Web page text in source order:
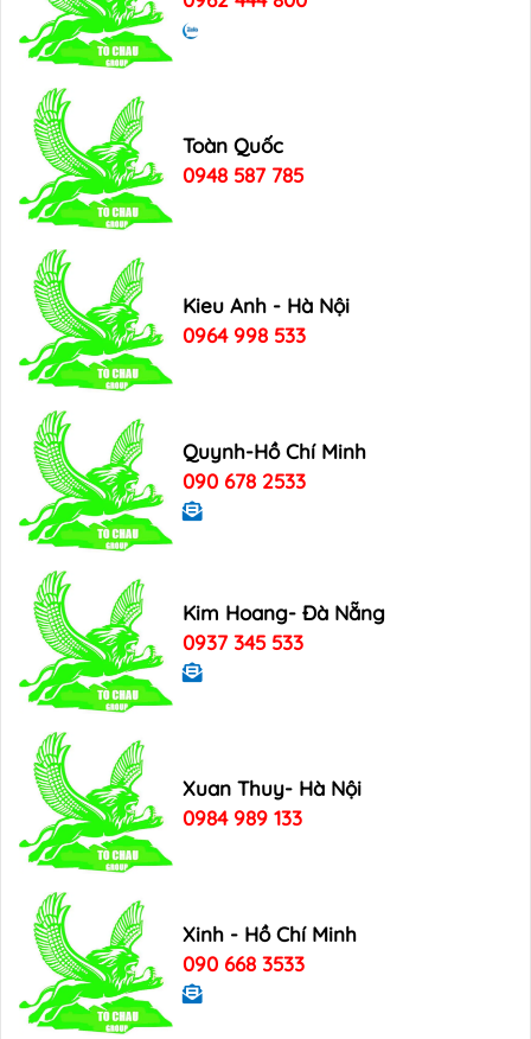
Toàn Quốc
0948 587 785
Kieu Anh - Hà Nội
0964 998 533
Quynh-Hồ Chí Minh
090 678 2533
Kim Hoang- Đà Nẵng
0937 345 533
Xuan Thuy- Hà Nội
0984 989 133
Xinh - Hồ Chí Minh
090 668 3533